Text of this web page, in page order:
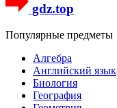
gdz.top
Популярные предметы
Алгебра
Английский язык
Биология
География